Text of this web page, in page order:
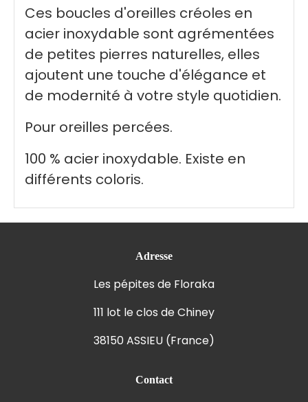
Ces boucles d'oreilles créoles en
acier inoxydable sont agrémentées
de petites pierres naturelles, elles
ajoutent une touche d'élégance et
de modernité à votre style quotidien.
Pour oreilles percées.
100 % acier inoxydable. Existe en
différents coloris.
Adresse
Les pépites de Floraka
111 lot le clos de Chiney
38150 ASSIEU (France)
Contact